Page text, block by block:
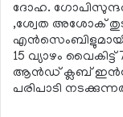
ദോഹ.
,ശ്വേത അശോക്
15 വ്യാഴം
ആന്‍ഡ് ക്ലബ്
പരിപാടി